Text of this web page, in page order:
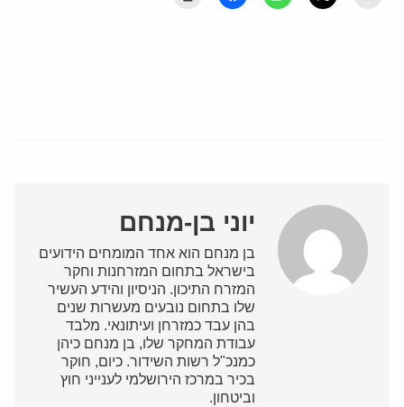
יוני בן-מנחם
בן מנחם הוא אחד המומחים הידועים
בישראל בתחום המזרחנות וחקר
המזרח התיכון. הניסיון והידע העשיר
שלו בתחום נובעים מעשרות שנים
בהן עבד כמזרחן ועיתונאי. מלבד
עבודת המחקר שלו, בן מנחם כיהן
כמנכ"ל רשות השידור. כיום, חוקר
בכיר במרכז הירושלמי לענייני חוץ
וביטחון.